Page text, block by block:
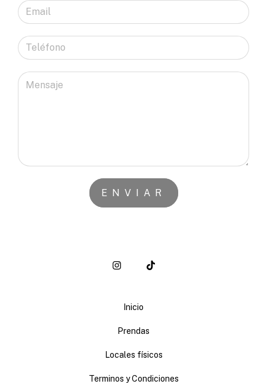
Inicio
Prendas
Locales físicos
Terminos y Condiciones